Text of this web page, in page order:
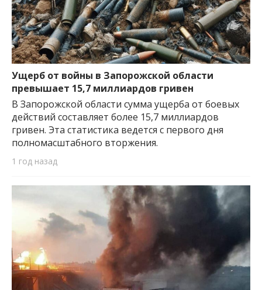
Ущерб от войны в Запорожской области
превышает 15,7 миллиардов гривен
В Запорожской области сумма ущерба от боевых
действий составляет более 15,7 миллиардов
гривен. Эта статистика ведется с первого дня
полномасштабного вторжения.
1 год назад